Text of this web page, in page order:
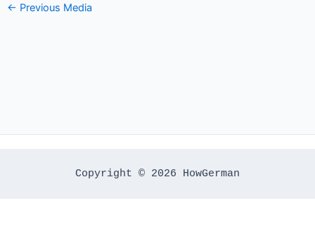
← Previous Media
Copyright © 2026 HowGerman